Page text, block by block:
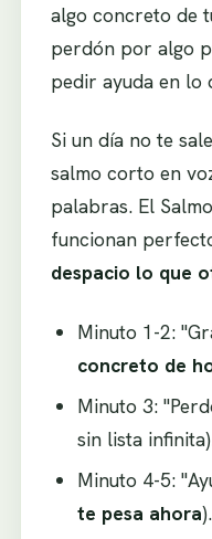
algo concreto de
perdón por algo
pedir ayuda en lo
Si un día no te
salmo corto en
palabras. El
funcionan
despacio lo que
Minuto 1-2:
concreto de
Minuto 3:
sin lista
Minuto 4-5:
te pesa ahora).